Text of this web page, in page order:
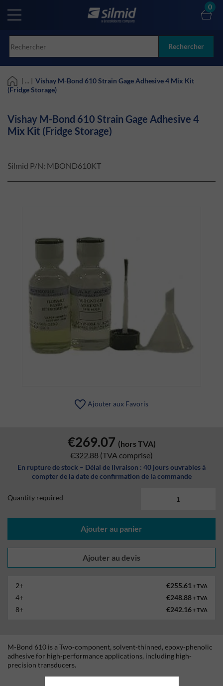
main
Rechercher
0
| ... | Vishay M-Bond 610 Strain Gage Adhesive 4 Mix Kit
(Fridge Storage)
Vishay M-Bond 610 Strain Gage Adhesive 4
Mix Kit (Fridge Storage)
Silmid P/N: MBOND610KT
Ajouter aux Favoris
€269.07 (hors TVA)
€322.88 (TVA comprise)
En rupture de stock – Délai de livraison : 40 jours ouvrables à
compter de la date de confirmation de la commande
Quantity required
Ajouter au panier
2+ €255.61 + TVA
4+ €248.88+ TVA
8+ €242.16+ TVA
M-Bond 610 is a Two-component, solvent-thinned, epoxy-phenolic
adhesive for high-performance applications, including high-
precision transducers.